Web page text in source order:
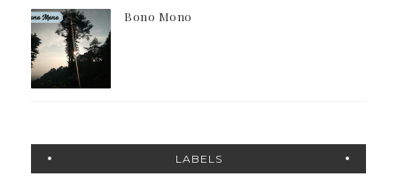
Bono Mono
LABELS